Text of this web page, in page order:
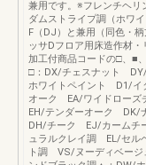
兼用です。※フレンチヘリ
ダムストライプ調（ホワ
F（DJ）と兼用（同色・
ッサDフロア用床造作材
加工付商品コードの□、■
□：DX/チェスナット
ホワイトペイント D1/イ
オーク EA/ワイドロー
EH/テンダーオーク DK/
DH/チーク EJ/カームチ
ュラルクレイ調 EL/セル
ト調 VS/ヌーディベー